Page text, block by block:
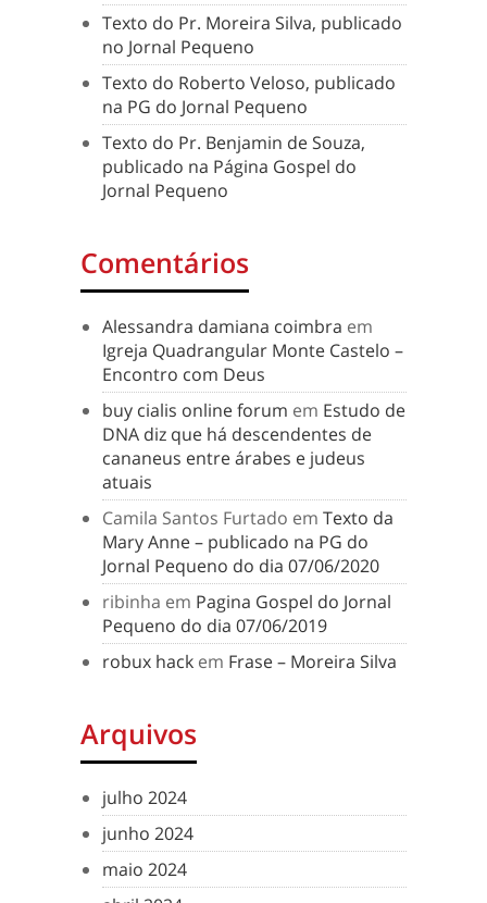
Texto do Pr. Moreira Silva, publicado
no Jornal Pequeno
Texto do Roberto Veloso, publicado
na PG do Jornal Pequeno
Texto do Pr. Benjamin de Souza,
publicado na Página Gospel do
Jornal Pequeno
Comentários
Alessandra damiana coimbra em
Igreja Quadrangular Monte Castelo –
Encontro com Deus
buy cialis online forum em Estudo de
DNA diz que há descendentes de
cananeus entre árabes e judeus
atuais
Camila Santos Furtado em Texto da
Mary Anne – publicado na PG do
Jornal Pequeno do dia 07/06/2020
ribinha em Pagina Gospel do Jornal
Pequeno do dia 07/06/2019
robux hack em Frase – Moreira Silva
Arquivos
julho 2024
junho 2024
maio 2024